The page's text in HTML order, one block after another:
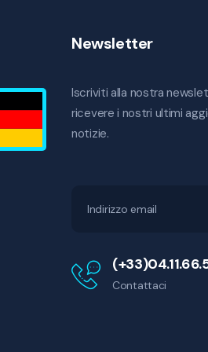
Newsletter
Iscriviti alla nostra
ricevere i nostri ultimi
notizie.
Contattaci